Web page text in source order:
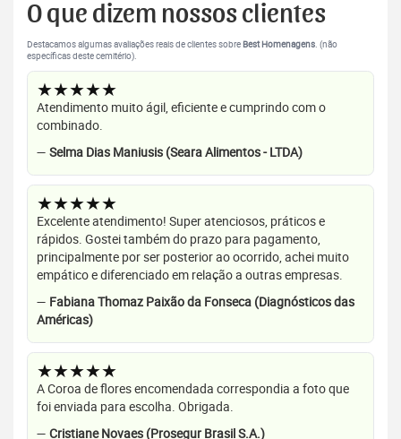
O que dizem nossos clientes
Destacamos algumas avaliações reais de clientes sobre Best Homenagens. (não
específicas deste cemitério).
★★★★★
Atendimento muito ágil, eficiente e cumprindo com o
combinado.
— Selma Dias Maniusis (Seara Alimentos - LTDA)
★★★★★
Excelente atendimento! Super atenciosos, práticos e
rápidos. Gostei também do prazo para pagamento,
principalmente por ser posterior ao ocorrido, achei muito
empático e diferenciado em relação a outras empresas.
— Fabiana Thomaz Paixão da Fonseca (Diagnósticos das
Américas)
★★★★★
A Coroa de flores encomendada correspondia a foto que
foi enviada para escolha. Obrigada.
— Cristiane Novaes (Prosegur Brasil S.A.)